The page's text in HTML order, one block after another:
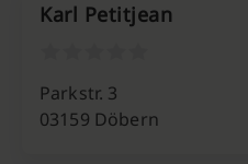
Karl Petitjean
Parkstr. 3
03159 Döbern